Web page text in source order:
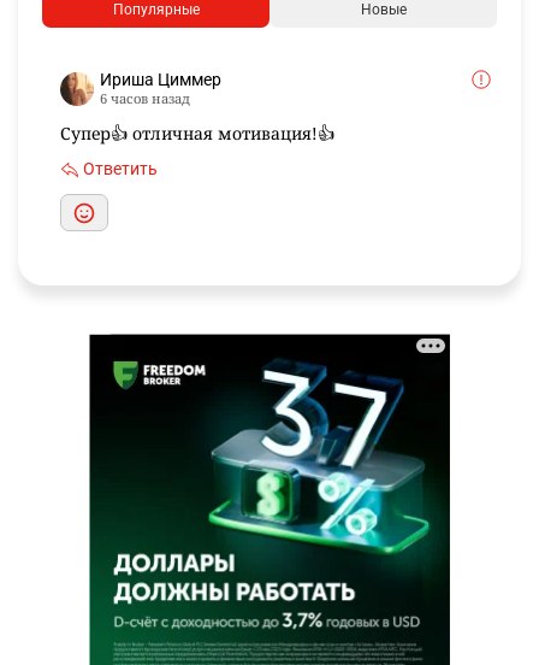
Популярные Новые
Ириша Циммер
6 часов назад
Супер👍 отличная мотивация!👍
Ответить